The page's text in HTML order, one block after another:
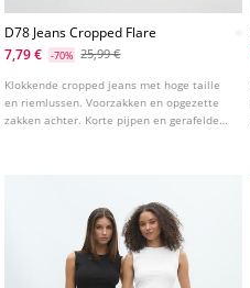
D78 Jeans Cropped Flare
7,79 €
-70% 25,99 €
Klokkende cropped jeans met hoge taille
en riemlussen. Voorzakken en opgezette
zakken achter. Korte pijpen en gerafelde